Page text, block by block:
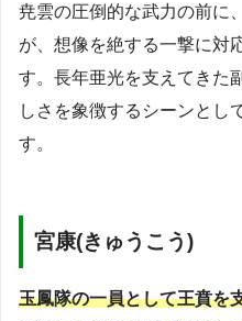
尭雲の圧倒的な武力の前に
が、想像を絶する一撃に対
す。長年亜光を支えてきた
しさを象徴するシーンとし
す。
宮康(きゅうこう)
玉鳳隊の一員として王賁を